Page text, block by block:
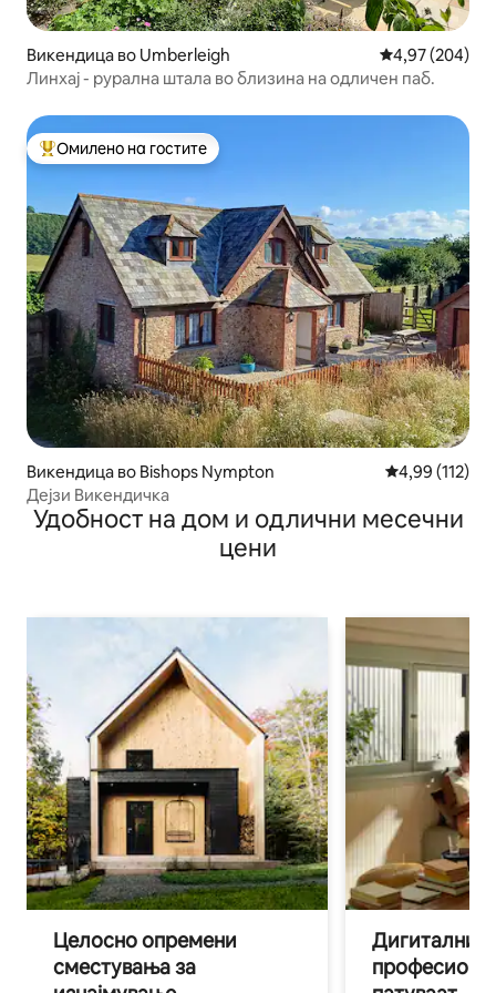
Викендица во Umberleigh Просечна
4,97 (204)
Линхај - рурална штала во близина на одличен паб.
Меѓу најуспешните „Омилени на гостите“
Омилено на гостите
Викендица во Bishops Nympton Просечна
4,99 (112)
Дејзи Викендичка
Удобност на дом и одлични месечни
цени
Целосно опремени
сместувања за
Дигитални